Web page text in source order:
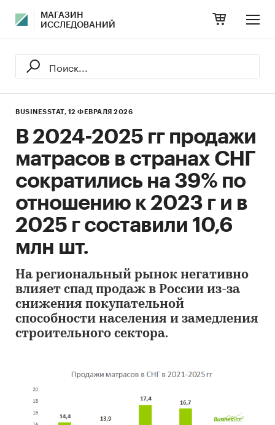
МАГАЗИН
ИССЛЕДОВАНИЙ
BUSINESSTAT, 12 ФЕВРАЛЯ 2026
В 2024-2025 гг продажи
матрасов в странах СНГ
сократились на 39% по
отношению к 2023 г и в
2025 г составили 10,6
млн шт.
На региональный рынок негативно
влияет спад продаж в России из-за
снижения покупательной
способности населения и замедления
строительного сектора.